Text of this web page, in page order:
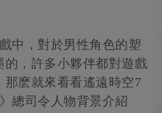
中，對於男性角色的塑
，許多小夥伴都對遊戲
麽就來看看遙遠時空7
總司令人物背景介紹